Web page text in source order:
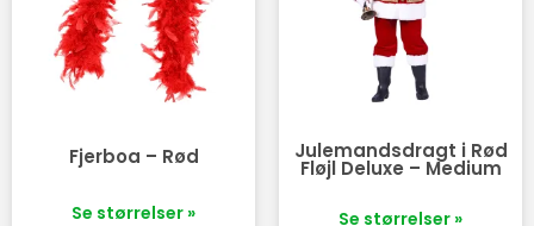
Fjerboa – Rød
Se størrelser »
Julemandsdragt i Rød
Fløjl Deluxe – Medium
Se størrelser »